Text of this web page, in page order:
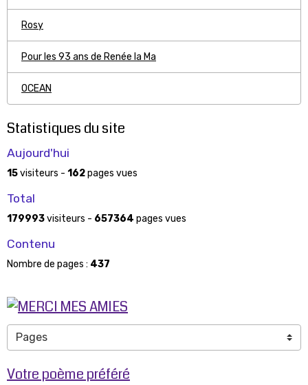
Rosy
Pour les 93 ans de Renée la Ma
OCEAN
Statistiques du site
Aujourd'hui
15visiteurs - 162pages vues
Total
179993visiteurs - 657364 pages vues
Contenu
Nombre de pages : 437
Votre poème préféré